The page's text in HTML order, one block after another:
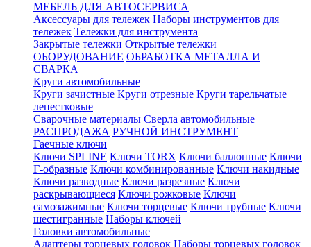
МЕБЕЛЬ ДЛЯ АВТОСЕРВИСА
Аксессуары для тележек Наборы инструментов для
тележек Тележки для инструмента
Закрытые тележки Открытые тележки
ОБОРУДОВАНИЕ ОБРАБОТКА МЕТАЛЛА И
СВАРКА
Круги автомобильные
Круги зачистные Круги отрезные Круги тарельчатые
лепестковые
Сварочные материалы Сверла автомобильные
РАСПРОДАЖА РУЧНОЙ ИНСТРУМЕНТ
Гаечные ключи
Ключи SPLINE Ключи TORX Ключи баллонные Ключи
Г-образные Ключи комбинированные Ключи накидные
Ключи разводные Ключи разрезные Ключи
раскрывающиеся Ключи рожковые Ключи
самозажимные Ключи торцевые Ключи трубные Ключи
шестигранные Наборы ключей
Головки автомобильные
Адаптеры торцевых головок Наборы торцевых головок